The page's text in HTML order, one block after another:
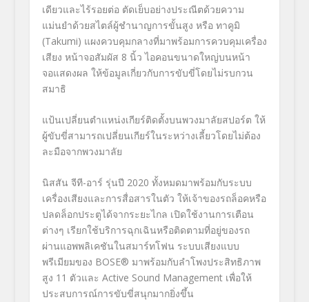
เดียวและไร้รอยต่อ ตัดเย็บอย่างประณีตด้วยความ
แม่นยำด้วยสไตล์ผู้ชำนาญการขั้นสูง หรือ ทาคูมิ
(Takumi) แผงควบคุมกลางที่มาพร้อมการควบคุมเครื่อง
เสียง หน้าจอสัมผัส 8 นิ้ว ไอคอนขนาดใหญ่บนหน้า
จอแสดงผล ให้ข้อมูลเกี่ยวกับการขับขี่โดยไม่รบกวน
สมาธิ
แป้นเปลี่ยนตำแหน่งเกียร์ติดตั้งบนพวงมาลัยสปอร์ต ให้
ผู้ขับขี่สามารถเปลี่ยนเกียร์ในระหว่างเลี้ยวโดยไม่ต้อง
ละมือจากพวงมาลัย
นิสสัน จีที-อาร์ รุ่นปี 2020 ทั้งหมดมาพร้อมกับระบบ
เครื่องเสียงและการสื่อสารในตัว ให้เจ้าของรถล็อคหรือ
ปลดล็อกประตูได้จากระยะไกล เปิดใช้งานการเตือน
ต่างๆ เรียกใช้บริการฉุกเฉินหรือติดตามที่อยู่ของรถ
ผ่านแอพพลิเคชันในสมาร์ทโฟน ระบบเสียงแบบ
พรีเมียมของ BOSE® มาพร้อมกับลำโพงประสิทธิภาพ
สูง 11 ตัวและ Active Sound Management เพื่อให้
ประสบการณ์การขับขี่สนุกมากยิ่งขึ้น